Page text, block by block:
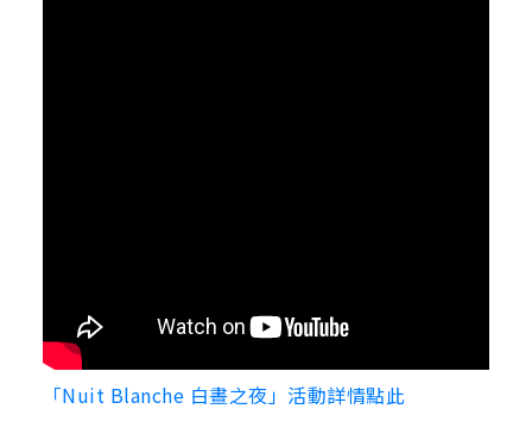
「Nuit Blanche 白晝之夜」活動詳情點此